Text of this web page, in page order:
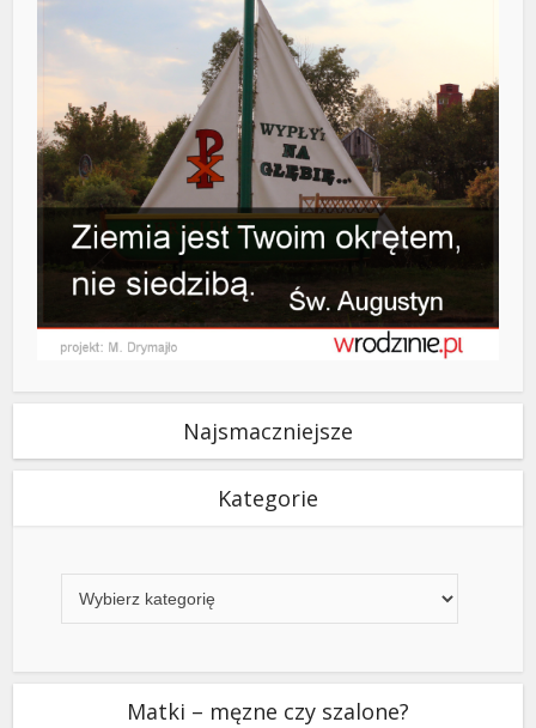
Najsmaczniejsze
Kategorie
Matki – męzne czy szalone?